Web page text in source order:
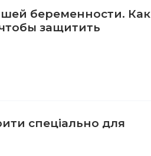
беременности. Как
защитить
спеціально для